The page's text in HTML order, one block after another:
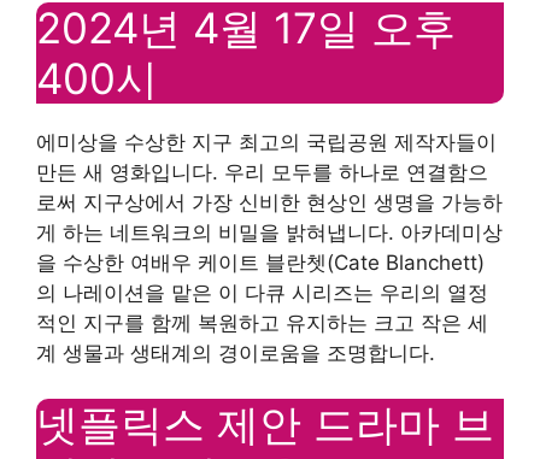
2024년 4월 17일 오후
400시
에미상을 수상한 지구 최고의 국립공원 제작자들이
만든 새 영화입니다. 우리 모두를 하나로 연결함으
로써 지구상에서 가장 신비한 현상인 생명을 가능하
게 하는 네트워크의 비밀을 밝혀냅니다. 아카데미상
을 수상한 여배우 케이트 블란쳇(Cate Blanchett)
의 나레이션을 맡은 이 다큐 시리즈는 우리의 열정
적인 지구를 함께 복원하고 유지하는 크고 작은 세
계 생물과 생태계의 경이로움을 조명합니다.
넷플릭스 제안 드라마 브